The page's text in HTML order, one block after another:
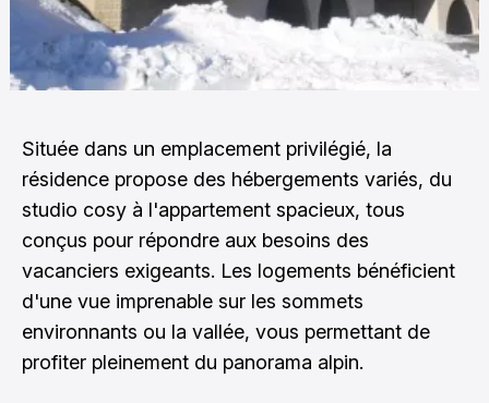
Située dans un emplacement privilégié, la
résidence propose des hébergements variés, du
studio cosy à l'appartement spacieux, tous
conçus pour répondre aux besoins des
vacanciers exigeants. Les logements bénéficient
d'une vue imprenable sur les sommets
environnants ou la vallée, vous permettant de
profiter pleinement du panorama alpin.